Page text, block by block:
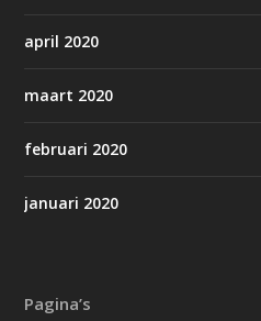
april 2020
maart 2020
februari 2020
januari 2020
Pagina’s